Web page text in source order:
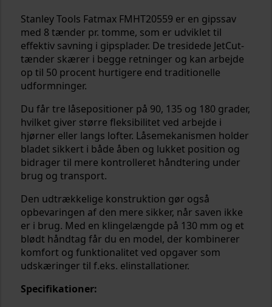
Stanley Tools Fatmax FMHT20559 er en gipssav
med 8 tænder pr. tomme, som er udviklet til
effektiv savning i gipsplader. De tresidede JetCut-
tænder skærer i begge retninger og kan arbejde
op til 50 procent hurtigere end traditionelle
udformninger.
Du får tre låsepositioner på 90, 135 og 180 grader,
hvilket giver større fleksibilitet ved arbejde i
hjørner eller langs lofter. Låsemekanismen holder
bladet sikkert i både åben og lukket position og
bidrager til mere kontrolleret håndtering under
brug og transport.
Den udtrækkelige konstruktion gør også
opbevaringen af den mere sikker, når saven ikke
er i brug. Med en klingelængde på 130 mm og et
blødt håndtag får du en model, der kombinerer
komfort og funktionalitet ved opgaver som
udskæringer til f.eks. elinstallationer.
Specifikationer: